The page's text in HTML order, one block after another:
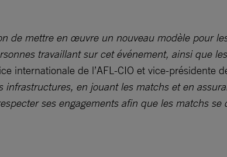
de mettre en œuvre un nouveau modèle pour
travaillant sur cet événement, ainsi que
internationale de l’AFL-CIO et vice-présidente
en jouant les matchs et en
ses engagements afin que les matchs